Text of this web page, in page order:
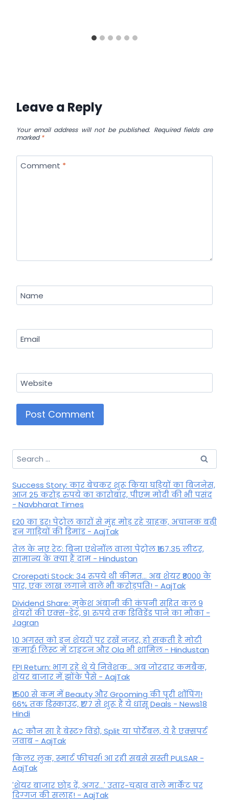
Leave a Reply
Your email address will not be published. Required fields are
marked*
Comment *
Name
Email
Website
Search
for:
Success Story: कार बेचकर शुरू किया घड़ियों का बिजनेस,
आज 25 करोड़ रुपये का कारोबार, पीएम मोदी की भी पसंद
- Navbharat Times
E20 का डर! पेट्रोल कारों से मुंह मोड़ रहे ग्राहक, अचानक बढ़ी
इन गाड़ियों की डिमांड - AajTak
तेल के नए रेट: बिना एथेनॉल वाला पेट्रोल ₹167.35 लीटर,
सामान्य के क्या हैं दाम - Hindustan
Crorepati Stock: 34 रुपये थी कीमत... अब शेयर ₹8000 के
पार, एक लाख लगाने वाले भी करोड़पति! - AajTak
Dividend Share: मुकेश अंबानी की कंपनी सहित कल 9
शेयरों की एक्स-डेट, 91 रुपये तक डिविडेंड पाने का मौका -
Jagran
10 अगस्त को इन शेयरों पर रखें नजर, हो सकती है मोटी
कमाई! लिस्ट में टाइटन और Ola भी शामिल - Hindustan
FPI Return: भाग रहे थे ये निवेशक... अब जोरदार कमबैक,
शेयर बाजार में झोंके पैसे - AajTak
₹1500 से कम में Beauty और Grooming की पूरी शॉपिंग!
66% तक डिस्काउंट, ₹177 से शुरू हैं ये धांसू Deals - News18
Hindi
AC कौन सा है बेस्ट? विंडो, Split या पोर्टेबल, ये है एक्सपर्ट
जवाब - AajTak
किलर लुक, स्मार्ट फीचर्स! आ रही सबसे सस्ती PULSAR -
AajTak
'शेयर बाजार छोड़ दें, अगर...' उतार-चढ़ाव वाले मार्केट पर
दिग्‍गज की सलाह! - AajTak